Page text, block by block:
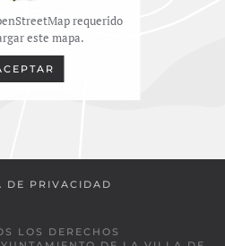
requerido
este mapa.
DE PRIVACIDAD
LOS DERECHOS